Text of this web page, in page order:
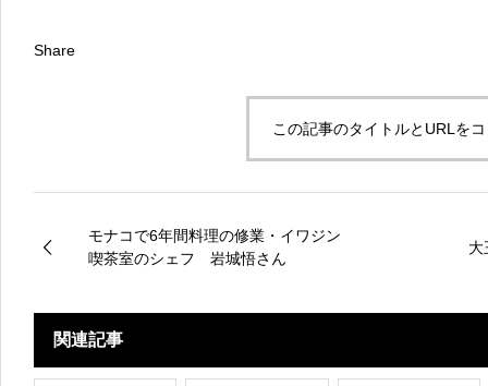
Share
この記事のタイトルとURLを
モナコで6年間料理の修業・イワジン
喫茶室のシェフ 岩城悟さん
大
関連記事